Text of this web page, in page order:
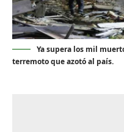
Ya supera los mil
terremoto que azotó al país.